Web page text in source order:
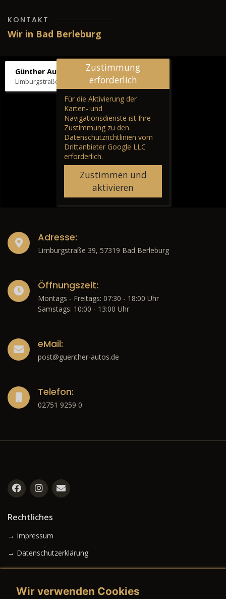
KONTAKT
Wir in Bad Berleburg
Günther Autos & Service
Limburgstraße 39, 57319 Bad Berleburg
Zustimmung
erforderlich
Für die Aktivierung der
Karten- und
Navigationsdienste ist Ihre
Zustimmung zu den
Datenschutzrichtlinien vom
Drittanbieter Google LLC
erforderlich.
Zustimmen und
aktivieren
Adresse:
Limburgstraße 39, 57319 Bad Berleburg
Öffnungszeit:
Montags - Freitags: 07:30 - 18:00 Uhr
Samstags: 10:00 - 13:00 Uhr
eMail:
post@guenther-autos.de
Telefon:
02751 9259 0
Rechtliches
→ Impressum
→ Datenschutzerklärung
Wir verwenden Cookies